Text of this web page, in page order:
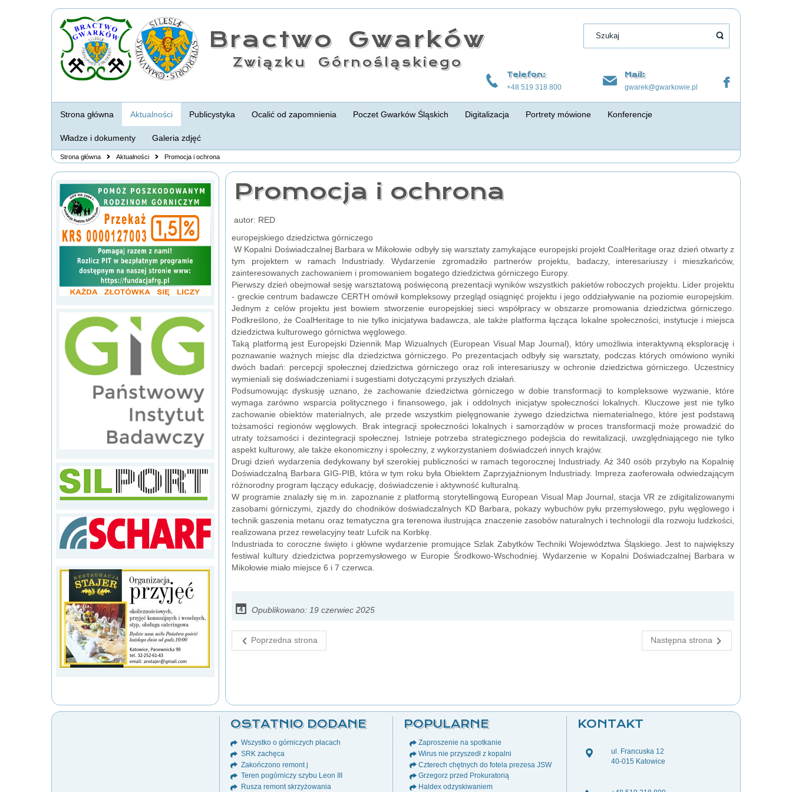
Bractwo Gwarków
Związku Górnośląskiego
Telefon:
+48 519 318 800
Mail:
gwarek@gwarkowie.pl
Strona główna Aktualności Publicystyka Ocalić od zapomnienia Poczet Gwarków Śląskich Digitalizacja Portrety mówione Konferencje
Władze i dokumenty Galeria zdjęć
Strona główna Aktualności Promocja i ochrona
Promocja i ochrona
autor: RED
europejskiego dziedzictwa górniczego
W Kopalni Doświadczalnej Barbara w Mikołowie odbyły się warsztaty zamykające europejski projekt CoalHeritage oraz dzień otwarty z
tym projektem w ramach Industriady. Wydarzenie zgromadziło partnerów projektu, badaczy, interesariuszy i mieszkańców,
zainteresowanych zachowaniem i promowaniem bogatego dziedzictwa górniczego Europy.
Pierwszy dzień obejmował sesję warsztatową poświęconą prezentacji wyników wszystkich pakietów roboczych projektu. Lider projektu
- greckie centrum badawcze CERTH omówił kompleksowy przegląd osiągnięć projektu i jego oddziaływanie na poziomie europejskim.
Jednym z celów projektu jest bowiem stworzenie europejskiej sieci współpracy w obszarze promowania dziedzictwa górniczego.
Podkreślono, że CoalHeritage to nie tylko inicjatywa badawcza, ale także platforma łącząca lokalne społeczności, instytucje i miejsca
dziedzictwa kulturowego górnictwa węglowego.
Taką platformą jest Europejski Dziennik Map Wizualnych (European Visual Map Journal), który umożliwia interaktywną eksplorację i
poznawanie ważnych miejsc dla dziedzictwa górniczego. Po prezentacjach odbyły się warsztaty, podczas których omówiono wyniki
dwóch badań: percepcji społecznej dziedzictwa górniczego oraz roli interesariuszy w ochronie dziedzictwa górniczego. Uczestnicy
wymieniali się doświadczeniami i sugestiami dotyczącymi przyszłych działań.
Podsumowując dyskusję uznano, że zachowanie dziedzictwa górniczego w dobie transformacji to kompleksowe wyzwanie, które
wymaga zarówno wsparcia politycznego i finansowego, jak i oddolnych inicjatyw społeczności lokalnych. Kluczowe jest nie tylko
zachowanie obiektów materialnych, ale przede wszystkim pielęgnowanie żywego dziedzictwa niematerialnego, które jest podstawą
tożsamości regionów węglowych. Brak integracji społeczności lokalnych i samorządów w proces transformacji może prowadzić do
utraty tożsamości i dezintegracji społecznej. Istnieje potrzeba strategicznego podejścia do rewitalizacji, uwzględniającego nie tylko
aspekt kulturowy, ale także ekonomiczny i społeczny, z wykorzystaniem doświadczeń innych krajów.
Drugi dzień wydarzenia dedykowany był szerokiej publiczności w ramach tegorocznej Industriady. Aż 340 osób przybyło na Kopalnię
Doświadczalną Barbara GIG-PIB, która w tym roku była Obiektem Zaprzyjaźnionym Industriady. Impreza zaoferowała odwiedzającym
różnorodny program łączący edukację, doświadczenie i aktywność kulturalną.
W programie znalazły się m.in. zapoznanie z platformą storytellingową European Visual Map Journal, stacja VR ze zdigitalizowanymi
zasobami górniczymi, zjazdy do chodników doświadczalnych KD Barbara, pokazy wybuchów pyłu przemysłowego, pyłu węglowego i
technik gaszenia metanu oraz tematyczna gra terenowa ilustrująca znaczenie zasobów naturalnych i technologii dla rozwoju ludzkości,
realizowana przez rewelacyjny teatr Lufcik na Korbkę.
Industriada to coroczne święto i główne wydarzenie promujące Szlak Zabytków Techniki Województwa Śląskiego. Jest to największy
festiwal kultury dziedzictwa poprzemysłowego w Europie Środkowo-Wschodniej. Wydarzenie w Kopalni Doświadczalnej Barbara w
Mikołowie miało miejsce 6 i 7 czerwca.
Opublikowano: 19 czerwiec 2025
Poprzedna strona Następna strona
OSTATNIO DODANE
Wszystko o górniczych płacach
SRK zachęca
Zakończono remont j
Teren pogórniczy szybu Leon III
Rusza remont skrzyżowania
POPULARNE
Zaproszenie na spotkanie
Wirus nie przyszedł z kopalni
Czterech chętnych do fotela prezesa JSW
Grzegorz przed Prokuratorią
Haldex odzyskiwaniem
KONTAKT
ul. Francuska 12
40-015 Katowice